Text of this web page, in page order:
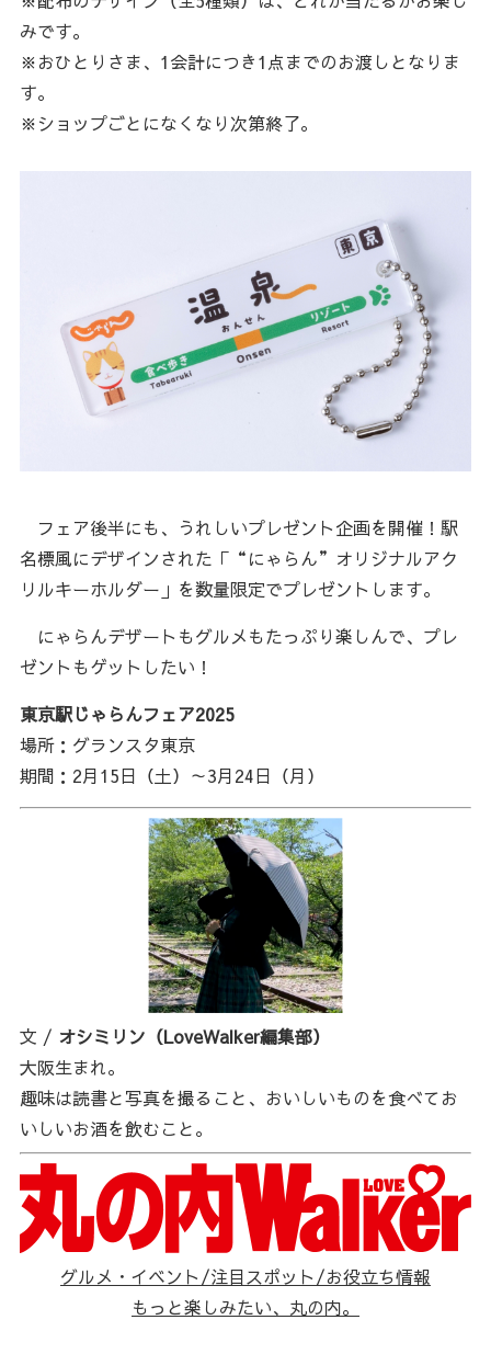
みです。
※おひとりさま、1会計につき1点までのお渡しとなりま
す。
※ショップごとになくなり次第終了。
フェア後半にも、うれしいプレゼント企画を開催！駅
名標風にデザインされた「“にゃらん”オリジナルアク
リルキーホルダー」を数量限定でプレゼントします。
にゃらんデザートもグルメもたっぷり楽しんで、プレ
ゼントもゲットしたい！
東京駅じゃらんフェア2025
場所：グランスタ東京
期間：2月15日（土）～3月24日（月）
文 / オシミリン（LoveWalker編集部）
大阪生まれ。
趣味は読書と写真を撮ること、おいしいものを食べてお
いしいお酒を飲むこと。
グルメ・イベント/注目スポット/お役立ち情報
もっと楽しみたい、丸の内。